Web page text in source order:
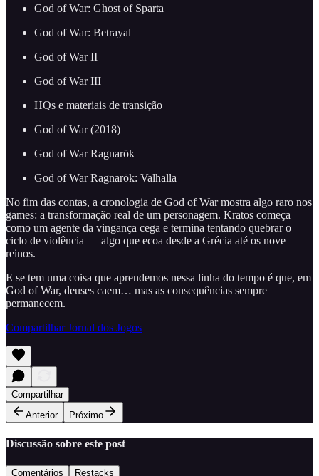
God of War: Ghost of Sparta
God of War: Betrayal
God of War II
God of War III
HQs e materiais de transição
God of War (2018)
God of War Ragnarök
God of War Ragnarök: Valhalla
No fim das contas, a cronologia de God of War mostra algo raro nos
games: a transformação real de um personagem. Kratos começa
como um agente da vingança cega e termina tentando quebrar o
ciclo de violência — algo que ecoa desde a Grécia até os nove
reinos.
E se tem uma coisa que aprendemos nessa linha do tempo é que, em
God of War, deuses caem… mas as consequências sempre
permanecem.
Compartilhar Jornal dos Jogos
Compartilhar
Anterior
Próximo
Discussão sobre este post
Comentários Restacks